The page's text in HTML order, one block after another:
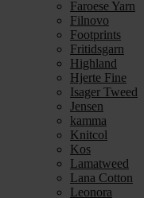
Faroese Yarn
Filnovo
Footprints
Fritidsgarn
Highland
Hjerte Fine
Isager Tweed
Jensen
kamma
Knitcol
Kos
Lamatweed
Lana Cotton
Leonora